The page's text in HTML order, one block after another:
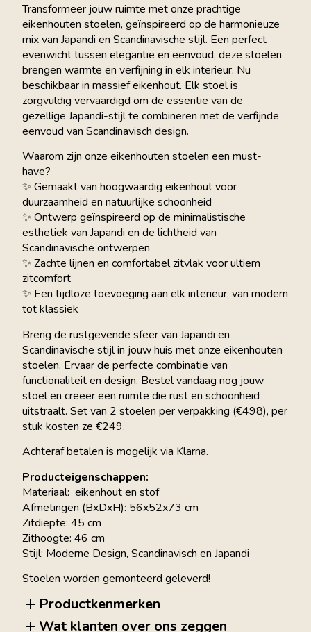
Transformeer jouw ruimte met onze prachtige
eikenhouten stoelen, geïnspireerd op de harmonieuze
mix van Japandi en Scandinavische stijl. Een perfect
evenwicht tussen elegantie en eenvoud, deze stoelen
brengen warmte en verfijning in elk interieur. Nu
beschikbaar in massief eikenhout. Elk stoel is
zorgvuldig vervaardigd om de essentie van de
gezellige Japandi-stijl te combineren met de verfijnde
eenvoud van Scandinavisch design.
Waarom zijn onze eikenhouten stoelen een must-
have?
✨ Gemaakt van hoogwaardig eikenhout voor
duurzaamheid en natuurlijke schoonheid
✨ Ontwerp geïnspireerd op de minimalistische
esthetiek van Japandi en de lichtheid van
Scandinavische ontwerpen
✨ Zachte lijnen en comfortabel zitvlak voor ultiem
zitcomfort
✨ Een tijdloze toevoeging aan elk interieur, van modern
tot klassiek
Breng de rustgevende sfeer van Japandi en
Scandinavische stijl in jouw huis met onze eikenhouten
stoelen. Ervaar de perfecte combinatie van
functionaliteit en design. Bestel vandaag nog jouw
stoel en creëer een ruimte die rust en schoonheid
uitstraalt. Set van 2 stoelen per verpakking (€498), per
stuk kosten ze €249.
Achteraf betalen is mogelijk via Klarna.
Producteigenschappen:
Materiaal: eikenhout en stof
Afmetingen (BxDxH): 56x52x73 cm
Zitdiepte: 45 cm
Zithoogte: 46 cm
Stijl: Moderne Design, Scandinavisch en Japandi
Stoelen worden gemonteerd geleverd!
Productkenmerken
Wat klanten over ons zeggen